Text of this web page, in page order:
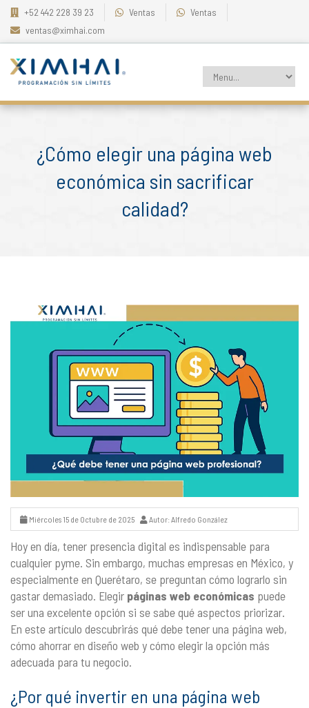
+52 442 228 39 23 Ventas
Ventas
ventas@ximhai.com
¿Cómo elegir una página web
económica sin sacrificar
calidad?
Miércoles 15 de Octubre de 2025 Autor: Alfredo González
Hoy en día, tener presencia digital es indispensable para
cualquier pyme. Sin embargo, muchas empresas en México, y
especialmente en Querétaro, se preguntan cómo lograrlo sin
gastar demasiado. Elegir páginas web económicas puede
ser una excelente opción si se sabe qué aspectos priorizar.
En este artículo descubrirás qué debe tener una página web,
cómo ahorrar en diseño web y cómo elegir la opción más
adecuada para tu negocio.
¿Por qué invertir en una página web